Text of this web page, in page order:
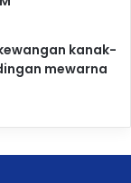
kanak-
mewarna